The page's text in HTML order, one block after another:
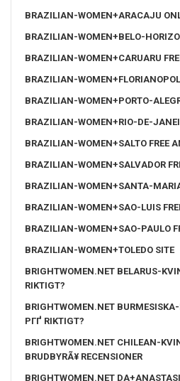
BRAZILIAN-WOMEN+ARACAJU
BRAZILIAN-WOMEN+BELO-
BRAZILIAN-WOMEN+CARUARU
BRAZILIAN-
BRAZILIAN-WOMEN+PORTO-
BRAZILIAN-WOMEN+RIO-DE-
BRAZILIAN-WOMEN+SALTO FREE
BRAZILIAN-WOMEN+SALVADOR
BRAZILIAN-WOMEN+SANTA-
BRAZILIAN-WOMEN+SAO-LUIS
BRAZILIAN-WOMEN+SAO-PAULO
BRAZILIAN-WOMEN+TOLEDO SITE
BRIGHTWOMEN.NET BELARUS-
RIKTIGT?
BRIGHTWOMEN.NET
PГҐ RIKTIGT?
BRIGHTWOMEN.NET CHILEAN-
BRUDBYRÃ¥ RECENSIONER
BRIGHTWOMEN.NET